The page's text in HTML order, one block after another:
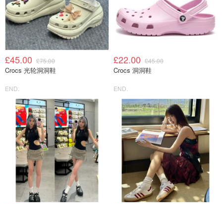
£45.00 £75.00
Crocs 光轮洞洞鞋
END.
£22.00 £45.00
Crocs 洞洞鞋
END.